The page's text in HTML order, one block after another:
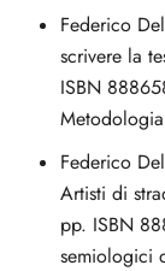
Federico
scrivere la
ISBN
Federico
Artisti di
pp. ISBN
semiologici